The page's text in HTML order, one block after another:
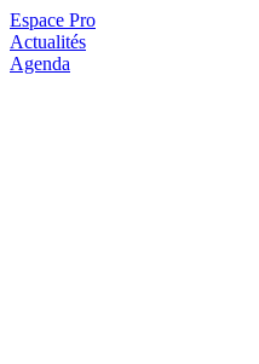
Espace Pro
Actualités
Agenda